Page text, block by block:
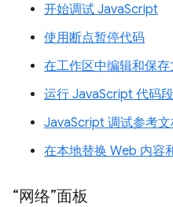
开始调试 JavaScript
使用断点暂停代码
在工作区中编辑和保存
运行 JavaScript 代码段
JavaScript 调试参考文
在本地替换 Web 内容
“网络”面板